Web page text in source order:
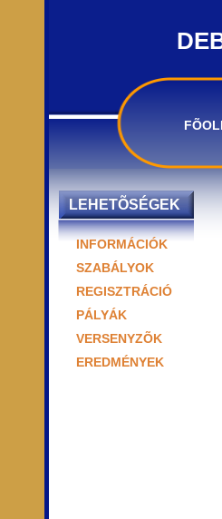
LEHETÕSÉGEK
INFORMÁCIÓK
SZABÁLYOK
REGISZTRÁCIÓ
PÁLYÁK
VERSENYZÕK
EREDMÉNYEK